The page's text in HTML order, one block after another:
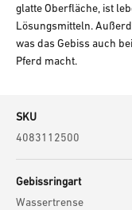
glatte Oberfläche, ist
Lösungsmitteln.
was das Gebiss auch
Pferd macht.
SKU
4083112500
Gebissringart
Wassertrense